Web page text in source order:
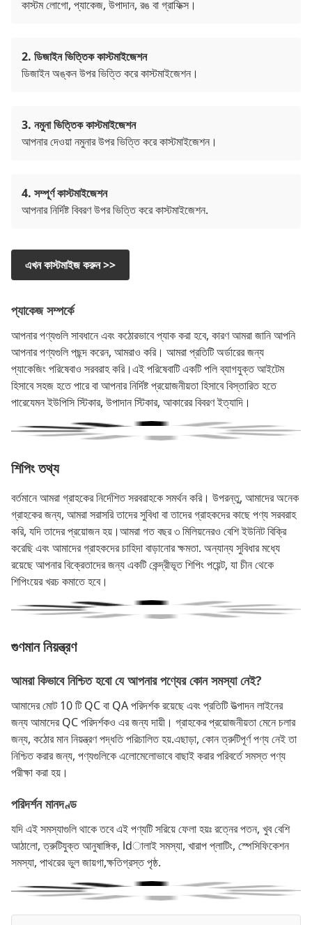
কাস্টম লোগো, প্যাকেজ, উপাদান, রঙ বা গ্রাফিক্স।
2. ডিজাইন ভিত্তিক কাস্টমাইজেশন
ডিজাইন অঙ্কন উপর ভিত্তি করে কাস্টমাইজেশন।
3. নমুনা ভিত্তিক কাস্টমাইজেশন
আপনার দেওয়া নমুনার উপর ভিত্তি করে কাস্টমাইজেশন।
4. সম্পূর্ণ কাস্টমাইজেশন
আপনার নির্দিষ্ট বিবরণ উপর ভিত্তি করে কাস্টমাইজেশন.
এখন কাস্টমাইজ করুন >>
প্যাকেজ সম্পর্কে
আপনার পণ্যগুলি সাবধানে এবং কঠোরভাবে প্যাক করা হবে, কারণ আমরা জানি আপনি
আপনার পণ্যগুলি পছন্দ করেন, আমরাও করি। আমরা প্রতিটি অর্ডারের জন্য
প্যাকেজিং পরিষেবাও সরবরাহ করি।এই পরিষেবাটি একটি পলি ব্যাগযুক্ত আইটেম
হিসাবে সহজ হতে পারে বা আপনার নির্দিষ্ট প্রয়োজনীয়তা হিসাবে বিস্তারিত হতে
পারেযেমন ইউপিসি স্টিকার, উপাদান স্টিকার, আকারের বিবরণ ইত্যাদি।
শিপিং তথ্য
বর্তমানে আমরা গ্রাহকের নির্দেশিত সরবরাহকে সমর্থন করি। উপরন্তু, আমাদের অনেক
গ্রাহকের জন্য, আমরা সরাসরি তাদের সুবিধা বা তাদের গ্রাহকদের কাছে পণ্য সরবরাহ
করি, যদি তাদের প্রয়োজন হয়।আমরা গত বছর ৩ মিলিয়নেরও বেশি ইউনিট বিক্রি
করেছি এবং আমাদের গ্রাহকদের চাহিদা বাড়ানোর ক্ষমতা. অন্যান্য সুবিধার মধ্যে
রয়েছে আপনার বিক্রেতাদের জন্য একটি কেন্দ্রীভূত শিপিং পয়েন্ট, যা চীন থেকে
শিপিংয়ের খরচ কমাতে হবে।
গুণমান নিয়ন্ত্রণ
আমরা কিভাবে নিশ্চিত হবো যে আপনার পণ্যের কোন সমস্যা নেই?
আমাদের মোট 10 টি QC বা QA পরিদর্শক রয়েছে এবং প্রতিটি উত্পাদন লাইনের
জন্য আমাদের QC পরিদর্শকও এর জন্য দায়ী। গ্রাহকের প্রয়োজনীয়তা মেনে চলার
জন্য, কঠোর মান নিয়ন্ত্রণ পদ্ধতি পরিচালিত হয়.এছাড়া, কোন ত্রুটিপূর্ণ পণ্য নেই তা
নিশ্চিত করার জন্য, পণ্যগুলিকে এলোমেলোভাবে বাছাই করার পরিবর্তে সমস্ত পণ্য
পরীক্ষা করা হয়।
পরিদর্শন মানদণ্ড
যদি এই সমস্যাগুলি থাকে তবে এই পণ্যটি সরিয়ে ফেলা হয়ঃ রত্নের পতন, খুব বেশি
আঠালো, ত্রুটিযুক্ত আনুষাঙ্গিক, ldালাই সমস্যা, খারাপ প্লাটিং, স্পেসিফিকেশন
সমস্যা, পাথরের ভুল জায়গা,ক্ষতিগ্রস্ত পৃষ্ঠ.